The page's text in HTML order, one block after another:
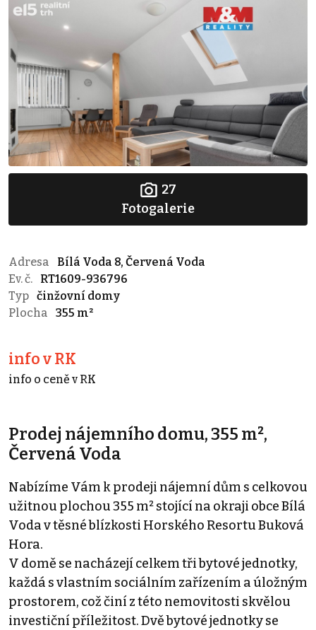
27
Fotogalerie
Adresa
Bílá Voda 8, Červená Voda
Ev. č.
RT1609-936796
Typ činžovní domy
Plocha
355 m²
info v RK
info o ceně v RK
Prodej nájemního domu, 355 m²,
Červená Voda
Nabízíme Vám k prodeji nájemní dům s celkovou
užitnou plochou 355 m² stojící na okraji obce Bílá
Voda v těsné blízkosti Horského Resortu Buková
Hora.
V domě se nacházejí celkem tři bytové jednotky,
každá s vlastním sociálním zařízením a úložným
prostorem, což činí z této nemovitosti skvělou
investiční příležitost. Dvě bytové jednotky se